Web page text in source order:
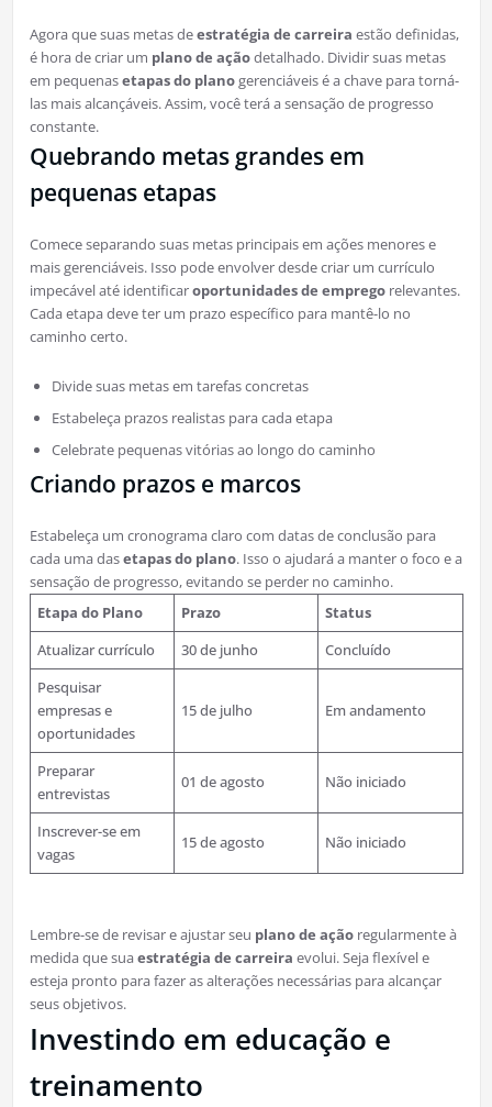
Agora que suas metas deestratégia de carreira estão definidas,
é hora de criar um plano de açãodetalhado. Dividir suas metas
em pequenasetapas do planogerenciáveis é a chave para torná-
las mais alcançáveis. Assim, você terá a sensação de progresso
constante.
Quebrando metas grandes em
pequenas etapas
Comece separando suas metas principais em ações menores e
mais gerenciáveis. Isso pode envolver desde criar um currículo
impecável até identificaroportunidades de empregorelevantes.
Cada etapa deve ter um prazo específico para mantê-lo no
caminho certo.
Divide suas metas em tarefas concretas
Estabeleça prazos realistas para cada etapa
Celebrate pequenas vitórias ao longo do caminho
Criando prazos e marcos
Estabeleça um cronograma claro com datas de conclusão para
cada uma dasetapas do plano. Isso o ajudará a manter o foco e a
sensação de progresso, evitando se perder no caminho.
Etapa do Plano
Prazo
Status
Atualizar currículo
30 de junho
Concluído
Pesquisar
empresas e
oportunidades
15 de julho Em andamento
Preparar
entrevistas
01 de agosto Não iniciado
Inscrever-se em
vagas
15 de agosto Não iniciado
Lembre-se de revisar e ajustar seu plano de açãoregularmente à
medida que suaestratégia de carreira evolui. Seja flexível e
esteja pronto para fazer as alterações necessárias para alcançar
seus objetivos.
Investindo em educação e
treinamento